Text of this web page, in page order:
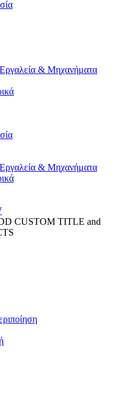
& Μηχανήματα
& Μηχανήματα
CUSTOM TITLE and